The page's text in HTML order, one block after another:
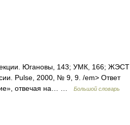
Югановы, 143; УМК, 166; ЖЭСТ
Pulse, 2000, № 9, 9. /em> Ответ
отвечая на… …
Большой словарь